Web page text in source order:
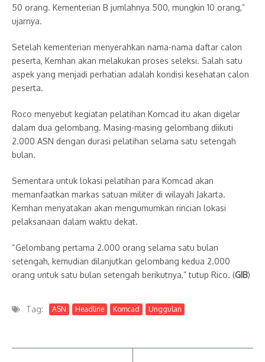
50 orang. Kementerian B jumlahnya 500, mungkin 10 orang,”
ujarnya.
Setelah kementerian menyerahkan nama-nama daftar calon
peserta, Kemhan akan melakukan proses seleksi. Salah satu
aspek yang menjadi perhatian adalah kondisi kesehatan calon
peserta.
Roco menyebut kegiatan pelatihan Komcad itu akan digelar
dalam dua gelombang. Masing-masing gelombang diikuti
2.000 ASN dengan durasi pelatihan selama satu setengah
bulan.
Sementara untuk lokasi pelatihan para Komcad akan
memanfaatkan markas satuan militer di wilayah Jakarta.
Kemhan menyatakan akan mengumumkan rincian lokasi
pelaksanaan dalam waktu dekat.
“Gelombang pertama 2.000 orang selama satu bulan
setengah, kemudian dilanjutkan gelombang kedua 2.000
orang untuk satu bulan setengah berikutnya,” tutup Rico. (GIB)
Tag: ASN Headline Komcad Unggulan